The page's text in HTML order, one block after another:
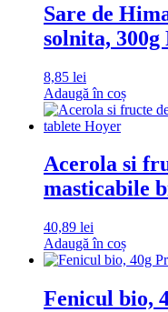
Sare de
solnita, 300g
8,85 lei
Adaugă în coș
Acerola si
masticabile
40,89 lei
Adaugă în coș
Fenicul bio,